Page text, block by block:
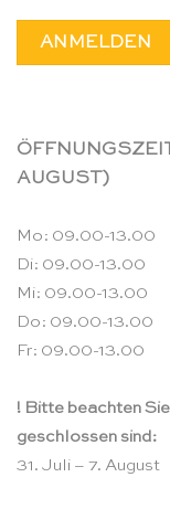
AUGUST)
Mo: 09.00-13.00
Di: 09.00-13.00
Mi: 09.00-13.00
Do: 09.00-13.00
Fr: 09.00-13.00
! Bitte beachten
geschlossen sind:
31. Juli – 7. August